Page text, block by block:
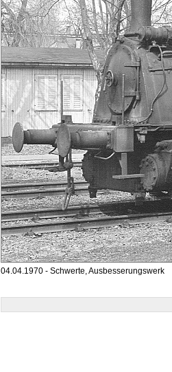
04.04.1970 - Schwerte, Ausbesserungswerk